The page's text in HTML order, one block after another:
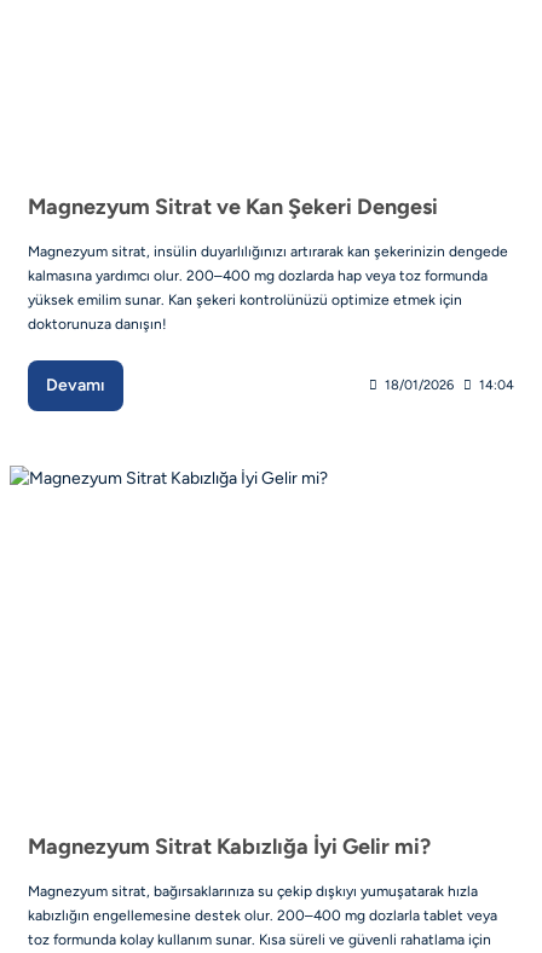
Magnezyum Sitrat ve Kan Şekeri Dengesi
Magnezyum sitrat, insülin duyarlılığınızı artırarak kan şekerinizin dengede
kalmasına yardımcı olur. 200–400 mg dozlarda hap veya toz formunda
yüksek emilim sunar. Kan şekeri kontrolünüzü optimize etmek için
doktorunuza danışın!
Devamı 18/01/2026 14:04
Magnezyum Sitrat Kabızlığa İyi Gelir mi?
Magnezyum sitrat, bağırsaklarınıza su çekip dışkıyı yumuşatarak hızla
kabızlığın engellemesine destek olur. 200–400 mg dozlarla tablet veya
toz formunda kolay kullanım sunar. Kısa süreli ve güvenli rahatlama için